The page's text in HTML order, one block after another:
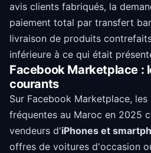
avis clients fabriqués, la
paiement total par transfert
livraison de produits
inférieure à ce qui était
Facebook Marketplace :
courants
Sur Facebook Marketplace, les
fréquentes au Maroc en 2025
vendeurs d'iPhones et
offres de voitures d'occasion